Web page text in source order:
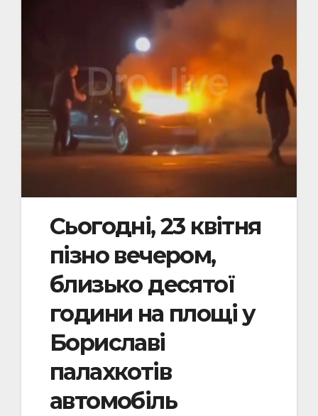
Сьогодні, 23 квітня
пізно вечером,
близько десятої
години на площі у
Бориславі
палахкотів
автомобіль